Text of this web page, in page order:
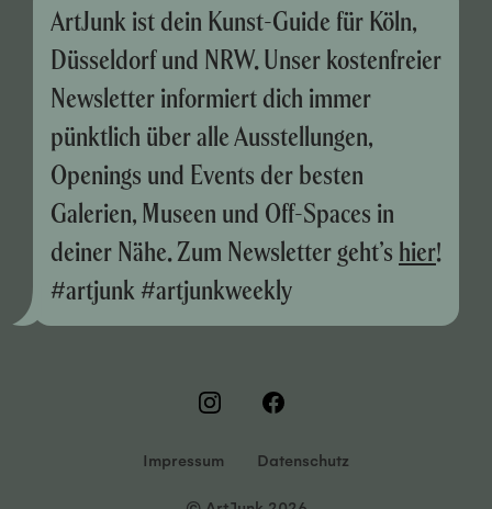
ArtJunk ist dein Kunst-Guide für Köln,
Düsseldorf und NRW. Unser kostenfreier
Newsletter informiert dich immer
pünktlich über alle Ausstellungen,
Openings und Events der besten
Galerien, Museen und Off-Spaces in
deiner Nähe. Zum Newsletter geht’s hier!
#artjunk #artjunkweekly
Impressum Datenschutz